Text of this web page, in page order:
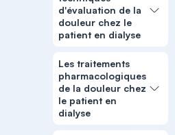
d'évaluation de la
douleur chez le
patient en dialyse
Les traitements
pharmacologiques
de la douleur chez
le patient en
dialyse